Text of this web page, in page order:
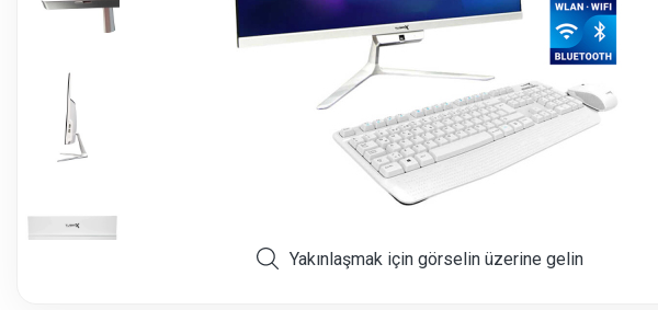
Yakınlaşmak için görselin üzerine gelin